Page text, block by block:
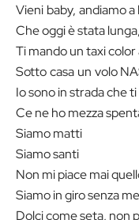
Vieni baby, andiamo
Che oggi è stata
Ti mando un taxi
Sotto casa un volo
Io sono in strada che
Ce ne ho mezza
Siamo matti
Siamo santi
Non mi piace mai
Siamo in giro senza
Dolci come seta, non